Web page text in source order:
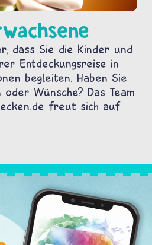
dass Sie die Kinder und
Entdeckungsreise in
begleiten. Haben Sie
oder Wünsche? Das Team
freut sich auf